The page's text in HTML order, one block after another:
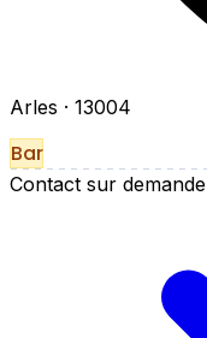
Arles · 13004
Bar
Contact sur demande